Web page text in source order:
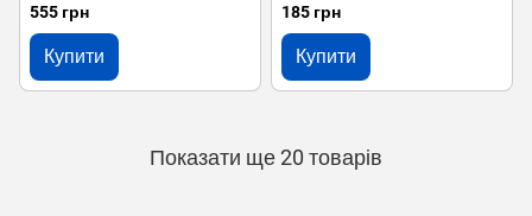
555 грн
Купити
185 грн
Купити
Показати ще 20 товарів